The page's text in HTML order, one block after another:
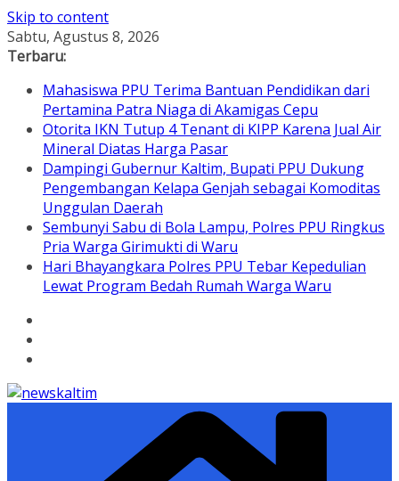
Skip to content
Sabtu, Agustus 8, 2026
Terbaru:
Mahasiswa PPU Terima Bantuan Pendidikan dari
Pertamina Patra Niaga di Akamigas Cepu
Otorita IKN Tutup 4 Tenant di KIPP Karena Jual Air
Mineral Diatas Harga Pasar
Dampingi Gubernur Kaltim, Bupati PPU Dukung
Pengembangan Kelapa Genjah sebagai Komoditas
Unggulan Daerah
Sembunyi Sabu di Bola Lampu, Polres PPU Ringkus
Pria Warga Girimukti di Waru
Hari Bhayangkara Polres PPU Tebar Kepedulian
Lewat Program Bedah Rumah Warga Waru